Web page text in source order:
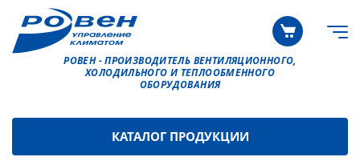
РОВЕН - ПРОИЗВОДИТЕЛЬ ВЕНТИЛЯЦИОННОГО,
ХОЛОДИЛЬНОГО И ТЕПЛООБМЕННОГО
ОБОРУДОВАНИЯ
КАТАЛОГ ПРОДУКЦИИ